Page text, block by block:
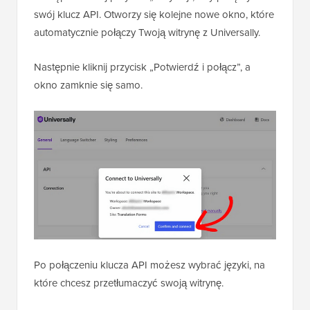
swój klucz API. Otworzy się kolejne nowe okno, które
automatycznie połączy Twoją witrynę z Universally.
Następnie kliknij przycisk „Potwierdź i połącz”, a
okno zamknie się samo.
Po połączeniu klucza API możesz wybrać języki, na
które chcesz przetłumaczyć swoją witrynę.